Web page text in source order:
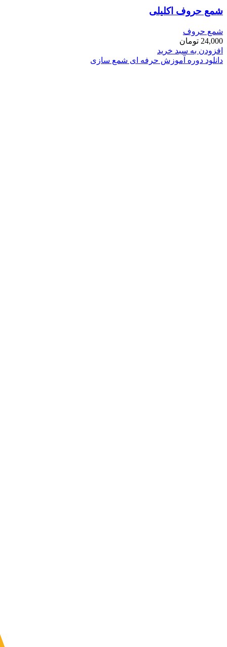
شمع حروف اکلیلی
شمع حروف
24,000 تومان
افزودن به سبد خرید
دانلود دوره آموزش حرفه ای شمع سازی